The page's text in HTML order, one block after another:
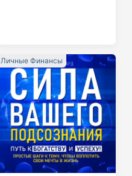
Личные Финансы